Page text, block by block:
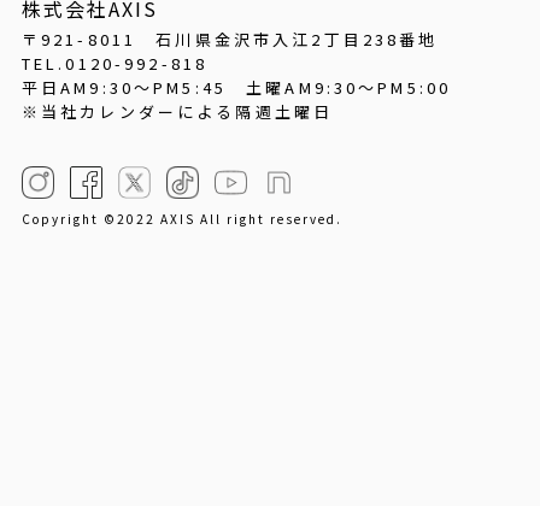
株式会社AXIS
〒921-8011 石川県金沢市入江2丁目238番地
TEL.0120-992-818
平日AM9:30～PM5:45土曜AM9:30～PM5:00
※当社カレンダーによる隔週土曜日
Copyright ©2022 AXIS All right reserved.